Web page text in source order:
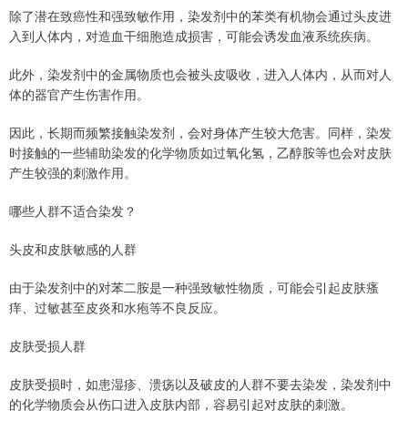
除了潜在致癌性和强致敏作用，染发剂中的苯类有机物会通过头皮进
入到人体内，对造血干细胞造成损害，可能会诱发血液系统疾病。
此外，染发剂中的金属物质也会被头皮吸收，进入人体内，从而对人
体的器官产生伤害作用。
因此，长期而频繁接触染发剂，会对身体产生较大危害。同样，染发
时接触的一些辅助染发的化学物质如过氧化氢，乙醇胺等也会对皮肤
产生较强的刺激作用。
哪些人群不适合染发？
头皮和皮肤敏感的人群
由于染发剂中的对苯二胺是一种强致敏性物质，可能会引起皮肤瘙
痒、过敏甚至皮炎和水疱等不良反应。
皮肤受损人群
皮肤受损时，如患湿疹、溃疡以及破皮的人群不要去染发，染发剂中
的化学物质会从伤口进入皮肤内部，容易引起对皮肤的刺激。